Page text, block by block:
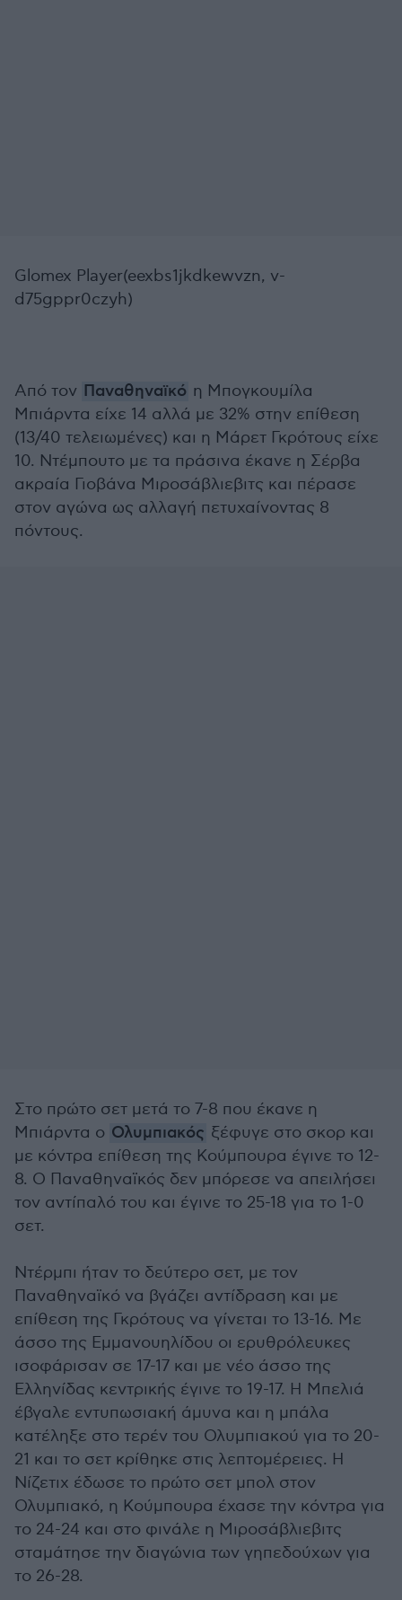
Glomex Player(eexbs1jkdkewvzn, v-
d75gppr0czyh)
Από τον Παναθηναϊκό η Μπογκουμίλα
Μπιάρντα είχε 14 αλλά με 32% στην επίθεση
(13/40 τελειωμένες) και η Μάρετ Γκρότους είχε
10. Ντέμπουτο με τα πράσινα έκανε η Σέρβα
ακραία Γιοβάνα Μιροσάβλιεβιτς και πέρασε
στον αγώνα ως αλλαγή πετυχαίνοντας 8
πόντους.
Στο πρώτο σετ μετά το 7-8 που έκανε η
Μπιάρντα ο Ολυμπιακός ξέφυγε στο σκορ και
με κόντρα επίθεση της Κούμπουρα έγινε το 12-
8. Ο Παναθηναϊκός δεν μπόρεσε να απειλήσει
τον αντίπαλό του και έγινε το 25-18 για το 1-0
σετ.
Ντέρμπι ήταν το δεύτερο σετ, με τον
Παναθηναϊκό να βγάζει αντίδραση και με
επίθεση της Γκρότους να γίνεται το 13-16. Με
άσσο της Εμμανουηλίδου οι ερυθρόλευκες
ισοφάρισαν σε 17-17 και με νέο άσσο της
Ελληνίδας κεντρικής έγινε το 19-17. Η Μπελιά
έβγαλε εντυπωσιακή άμυνα και η μπάλα
κατέληξε στο τερέν του Ολυμπιακού για το 20-
21 και το σετ κρίθηκε στις λεπτομέρειες. Η
Νίζετιχ έδωσε το πρώτο σετ μπολ στον
Ολυμπιακό, η Κούμπουρα έχασε την κόντρα για
το 24-24 και στο φινάλε η Μιροσάβλιεβιτς
σταμάτησε την διαγώνια των γηπεδούχων για
το 26-28.